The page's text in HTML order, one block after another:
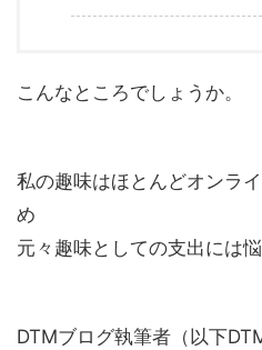
こんなところでしょうか。
私の趣味はほとんどオンラ
め
元々趣味としての支出には
DTMブログ執筆者（以下